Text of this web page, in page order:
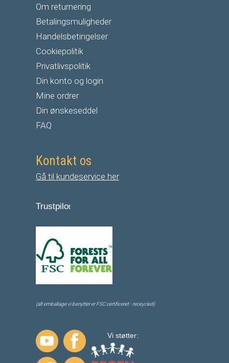
Om returnering
Betalingsmuligheder
Handelsbetingelser
Cookiepolitik
Privatlivspolitik
Din konto og login
Mine ordrer
Din ønskeseddel
FAQ
Kontakt os
Gå til kundeservice her
Trustpilot
(alt emballage vi benytter er FSC certificeret - receycled)
Vi støtter: